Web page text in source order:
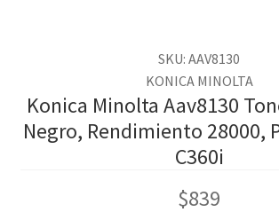
SKU: AAV8130
KONICA MINOLTA
Konica Minolta Aav8130
Negro, Rendimiento 28000,
C360i
$839